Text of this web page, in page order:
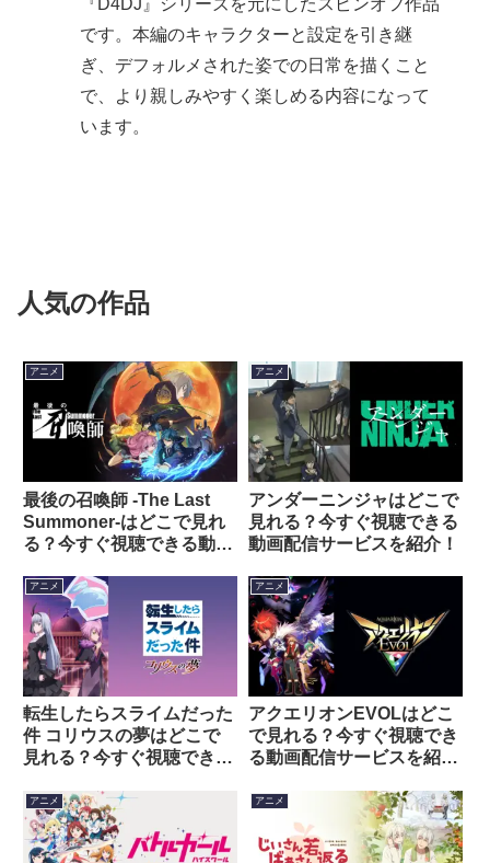
『D4DJ』シリーズを元にしたスピンオフ作品
です。本編のキャラクターと設定を引き継
ぎ、デフォルメされた姿での日常を描くこと
で、より親しみやすく楽しめる内容になって
います。
人気の作品
アニメ
最後の召喚師 -The Last
Summoner-はどこで見れ
る？今すぐ視聴できる動画
アニメ
アンダーニンジャはどこで
見れる？今すぐ視聴できる
動画配信サービスを紹介！
アニメ
転生したらスライムだった
件 コリウスの夢はどこで
見れる？今すぐ視聴できる
アニメ
アクエリオンEVOLはどこ
で見れる？今すぐ視聴でき
る動画配信サービスを紹
アニメ アニメ